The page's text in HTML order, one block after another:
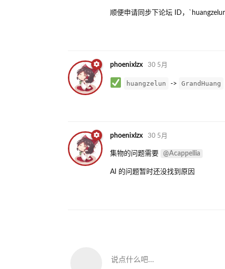
顺便申请同步下论坛 ID，
phoenixlzx 30 5月
huangzelun -> GrandHuang
phoenixlzx 30 5月
集物的问题需要 @Acappellia
AI 的问题暂时还没找到原因
说点什么吧...